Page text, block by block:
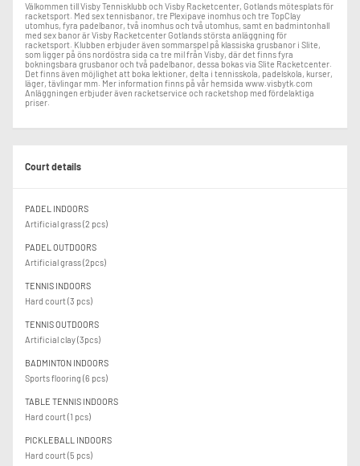
Välkommen till Visby Tennisklubb och Visby Racketcenter, Gotlands mötesplats för
racketsport. Med sex tennisbanor, tre Plexipave inomhus och tre TopClay
utomhus, fyra padelbanor, två inomhus och två utomhus, samt en badmintonhall
med sex banor är Visby Racketcenter Gotlands största anläggning för
racketsport. Klubben erbjuder även sommarspel på klassiska grusbanor i Slite,
som ligger på öns nordöstra sida ca tre mil från Visby, där det finns fyra
bokningsbara grusbanor och två padelbanor, dessa bokas via Slite Racketcenter.
Det finns även möjlighet att boka lektioner, delta i tennisskola, padelskola, kurser,
läger, tävlingar mm. Mer information finns på vår hemsida www.visbytk.com
Anläggningen erbjuder även racketservice och racketshop med fördelaktiga
priser.
Court details
PADEL INDOORS
Artificial grass (2 pcs)
PADEL OUTDOORS
Artificial grass (2pcs)
TENNIS INDOORS
Hard court (3 pcs)
TENNIS OUTDOORS
Artificial clay (3pcs)
BADMINTON INDOORS
Sports flooring (6 pcs)
TABLE TENNIS INDOORS
Hard court (1 pcs)
PICKLEBALL INDOORS
Hard court (5 pcs)